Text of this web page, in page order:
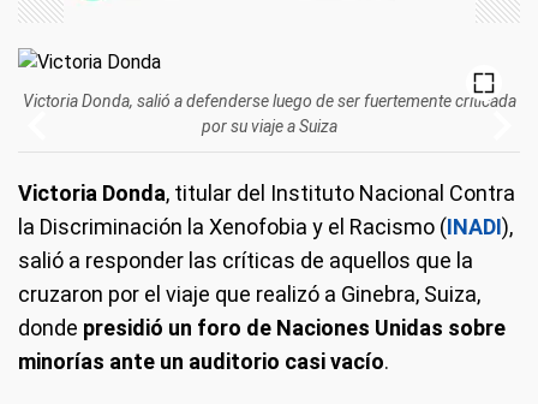
Victoria Donda, salió a defenderse luego de ser fuertemente criticada
por su viaje a Suiza
Victoria Donda, titular del Instituto Nacional Contra
la Discriminación la Xenofobia y el Racismo (INADI),
salió a responder las críticas de aquellos que la
cruzaron por el viaje que realizó a Ginebra, Suiza,
donde presidió un foro de Naciones Unidas sobre
minorías ante un auditorio casi vacío.